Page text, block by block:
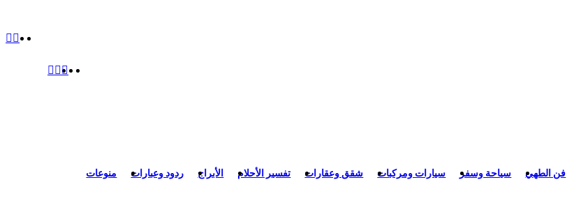
فن الطهي سياحة وسفر سيارات ومركبات شقق وعقارات تفسير الأحلام الأبراج ردود وعبارات منوعات